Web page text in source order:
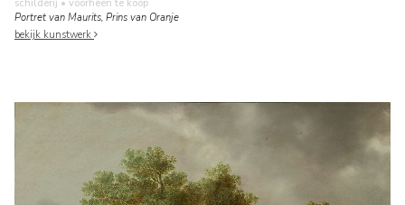
schilderij • voorheen te koop
Portret van Maurits, Prins van Oranje
bekijk kunstwerk